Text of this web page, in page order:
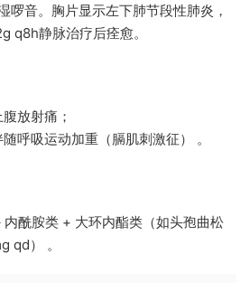
音。胸片显示左下肺节段性肺炎，
q8h静脉治疗后痊愈。
放射痛；
呼吸运动加重（膈肌刺激征） 。
酰胺类 + 大环内酯类（如头孢曲松
qd） 。